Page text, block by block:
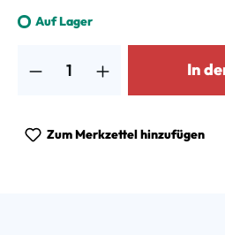
Auf Lager
In
Zum Merkzettel hinzufügen